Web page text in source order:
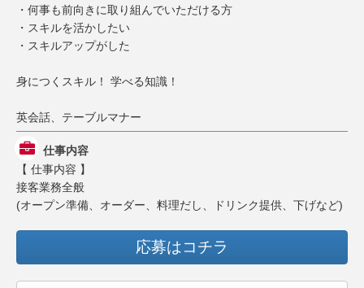
・何事も前向きに取り組んでいただける方
・スキルを活かしたい
・スキルアップがした
身につくスキル！ 学べる知識！
英会話、テーブルマナー
仕事内容
【 仕事内容 】
接客業務全般
(オープン準備、オーダー、料理だし、ドリンク提供、下げなど)
応募はコチラ